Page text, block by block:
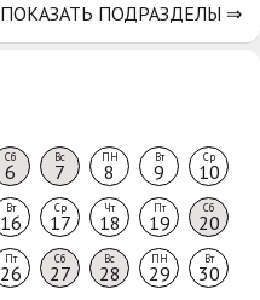
Сб
6
Вс
7
ПН
8
Вт
9
Ср
10
Вт
16
Ср
17
Чт
18
Пт
19
Сб
20
Пт
26
Сб
27
Вс
28
ПН
29
Вт
30
ПОКАЗАТЬ ПОДРАЗДЕЛЫ ⇒